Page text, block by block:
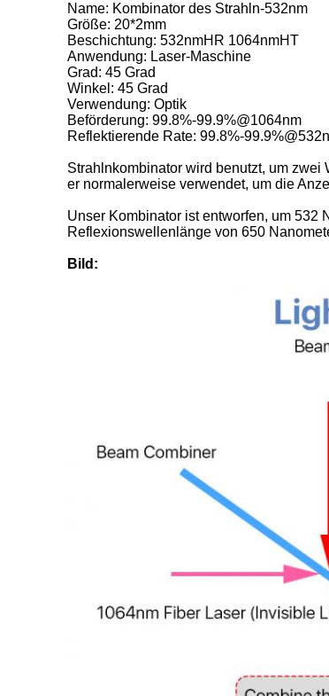
Name: Kombinator des Strahln-532nm
Größe: 20*2mm
Beschichtung: 532nmHR 1064nmHT
Anwendung: Laser-Maschine
Grad: 45 Grad
Winkel: 45 Grad
Verwendung: Optik
Beförderung: 99.8%-99.9%@1064nm
Reflektierende Rate: 99.8%-
Strahlnkombinator wird benutzt, um
er normalerweise verwendet, um die
Unser Kombinator ist entworfen, um 532
Reflexionswellenlänge von 650
Bild: